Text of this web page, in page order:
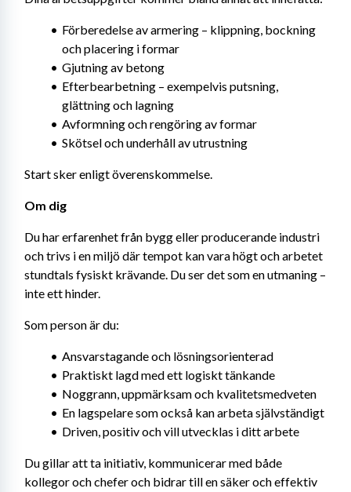
Förberedelse av armering – klippning, bockning
och placering i formar
Gjutning av betong
Efterbearbetning – exempelvis putsning,
glättning och lagning
Avformning och rengöring av formar
Skötsel och underhåll av utrustning
Start sker enligt överenskommelse.
Om dig
Du har erfarenhet från bygg eller producerande industri
och trivs i en miljö där tempot kan vara högt och arbetet
stundtals fysiskt krävande. Du ser det som en utmaning –
inte ett hinder.
Som person är du:
Ansvarstagande och lösningsorienterad
Praktiskt lagd med ett logiskt tänkande
Noggrann, uppmärksam och kvalitetsmedveten
En lagspelare som också kan arbeta självständigt
Driven, positiv och vill utvecklas i ditt arbete
Du gillar att ta initiativ, kommunicerar med både
kollegor och chefer och bidrar till en säker och effektiv